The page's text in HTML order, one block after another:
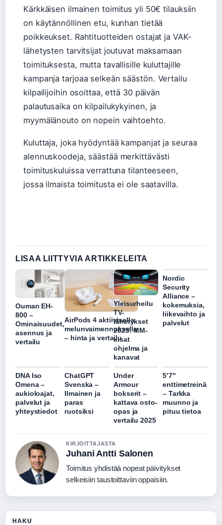
Kärkkäisen ilmainen toimitus yli 50€ tilauksiin
on käytännöllinen etu, kunhan tietää
poikkeukset. Rahtituotteiden ostajat ja VAK-
lähetysten tarvitsijat joutuvat maksamaan
toimituksesta, mutta tavallisille kuluttajille
kampanja tarjoaa selkeän säästön. Vertailu
kilpailijoihin osoittaa, että 30 päivän
palautusaika on kilpailukykyinen, ja
myymälänouto on nopein vaihtoehto.
Kuluttaja, joka hyödyntää kampanjat ja seuraa
alennuskoodeja, säästää merkittävästi
toimituskuluissa verrattuna tilanteeseen,
jossa ilmaista toimitusta ei ole saatavilla.
LISAA LIITTYVIA ARTIKKELEITA
Ouman EH-
800 –
Ominaisuudet,
asennus ja
vertailu
AirPods 4 aktiivisella
melunvaimennuksella
– hinta ja vertailu
Yleisurheilu
TV-
lähetykset
2025: MM-
kisat
ohjelma ja
kanavat
Nordic
Security
Alliance –
kokemuksia,
liikevaihto ja
palvelut
DNA Iso
Omena –
aukioloajat,
palvelut ja
yhteystiedot
ChatGPT
Svenska –
Ilmainen ja
paras
ruotsiksi
Under
Armour
bokserit –
kattava osto-
opas ja
vertailu 2025
5’7″
enttimetreinä
– Tarkka
muunno ja
pituu tietoa
KIRJOITTAJASTA
Juhani Antti Salonen
Toimitus yhdistää nopeat päivitykset
selkeisiin taustoittaviin oppaisiin.
HAKU